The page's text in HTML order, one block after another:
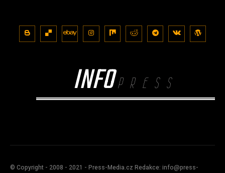
INFO PRESS
© Copyright - 2008 - 2021 - Press-Media.cz Redakce: info@press-